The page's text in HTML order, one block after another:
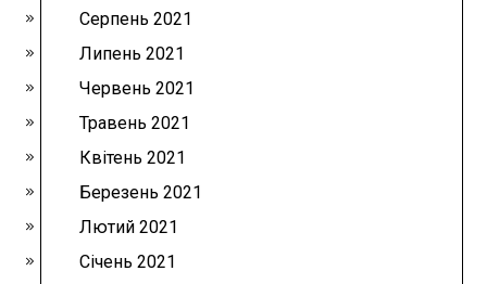
Серпень 2021
Липень 2021
Червень 2021
Травень 2021
Квітень 2021
Березень 2021
Лютий 2021
Січень 2021